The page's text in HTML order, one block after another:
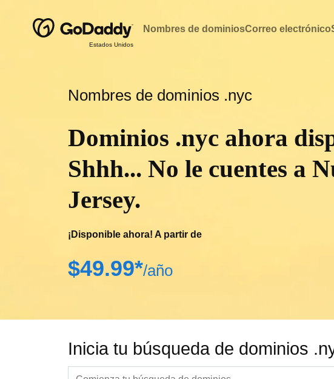
Estados Unidos
Nombres de dominiosCorreo electrónico
Nombres de dominios .nyc
Dominios .nyc ahora
Shhh... No le cuentes a
Jersey.
¡Disponible ahora! A partir de
‪$49.99*‬/año
Inicia tu búsqueda de dominios